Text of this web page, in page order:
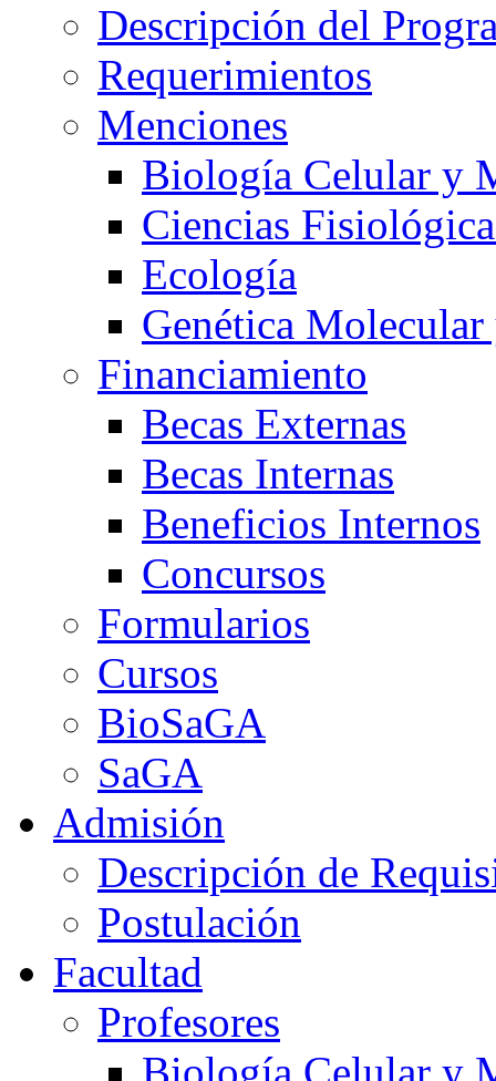
Descripción del
Requerimientos
Menciones
Biología Celular y
Ciencias
Ecología
Genética
Financiamiento
Becas Externas
Becas Internas
Beneficios Internos
Concursos
Formularios
Cursos
BioSaGA
SaGA
Admisión
Descripción de
Postulación
Facultad
Profesores